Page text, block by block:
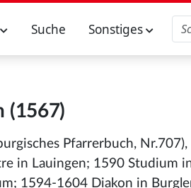
Suche Sonstiges
(1567)
Pfarrerbuch, Nr.707),
in Lauingen; 1590 Studium
1594-1604 Diakon in